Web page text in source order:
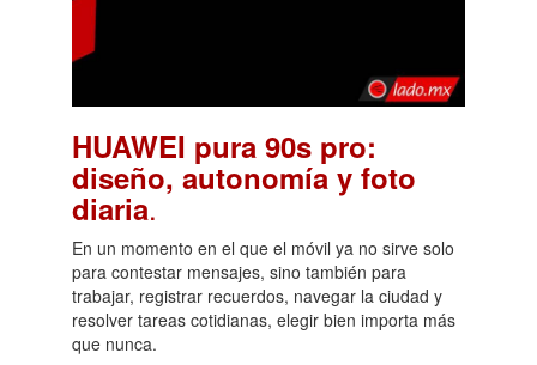
HUAWEI pura 90s pro:
diseño, autonomía y foto
diaria.
En un momento en el que el móvil ya no sirve solo
para contestar mensajes, sino también para
trabajar, registrar recuerdos, navegar la ciudad y
resolver tareas cotidianas, elegir bien importa más
que nunca.